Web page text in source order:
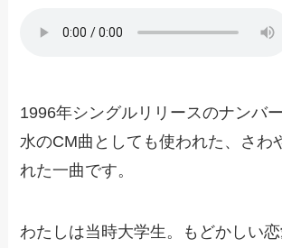
1996年シングルリリースのナンバ
水のCM曲としても使われた、さわ
れた一曲です。
わたしは当時大学生。もどかしい